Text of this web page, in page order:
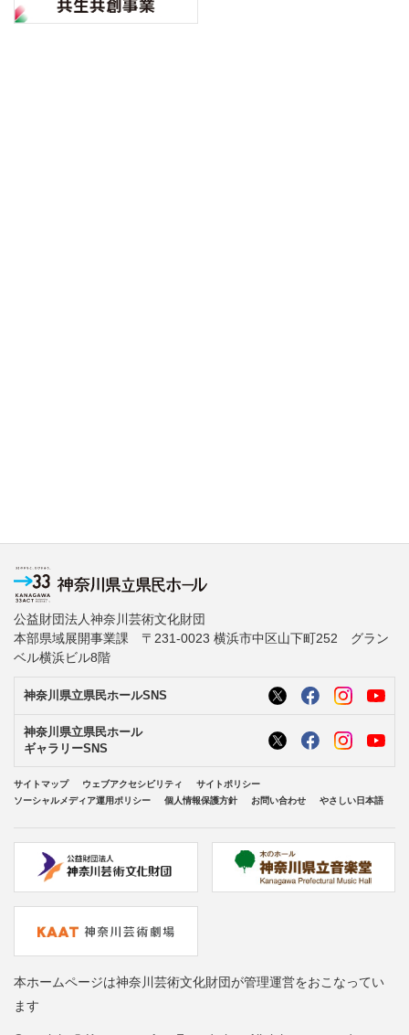
公益財団法人神奈川芸術文化財団
本部県域展開事業課 〒231-0023 横浜市中区山下町252 グラン
ベル横浜ビル8階
神奈川県立県民ホールSNS
神奈川県立県民ホール
ギャラリーSNS
サイトマップ ウェブアクセシビリティ
サイトポリシー
ソーシャルメディア運用ポリシー
個人情報保護方針 お問い合わせ やさしい日本語
本ホームページは神奈川芸術文化財団が管理運営をおこなってい
ます